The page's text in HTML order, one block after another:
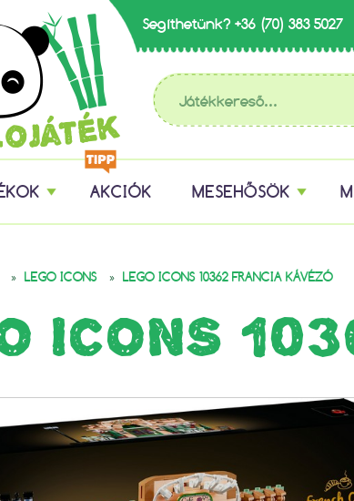
Segíthetünk? +36 (70) 383 5027
AKCIÓK MESEHŐSÖK
» LEGO ICONS » LEGO ICONS 10362 FRANCIA KÁVÉZÓ
ICONS